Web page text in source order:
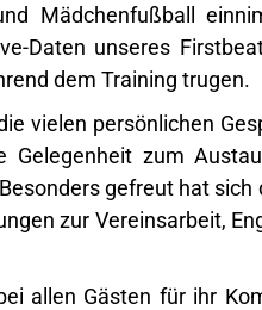
Mädchenfußball
Daten unseres
dem Training trugen.
vielen persönlichen
Gelegenheit zum
gefreut hat sich
zur Vereinsarbeit,
allen Gästen für ihr